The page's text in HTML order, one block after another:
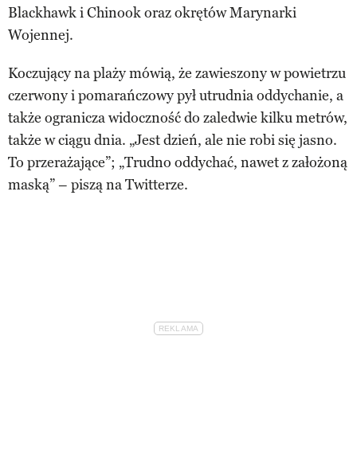
Blackhawk i Chinook oraz okrętów Marynarki
Wojennej.
Koczujący na plaży mówią, że zawieszony w powietrzu
czerwony i pomarańczowy pył utrudnia oddychanie, a
także ogranicza widoczność do zaledwie kilku metrów,
także w ciągu dnia. „Jest dzień, ale nie robi się jasno.
To przerażające”; „Trudno oddychać, nawet z założoną
maską” – piszą na Twitterze.